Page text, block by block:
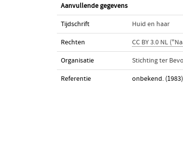
Aanvullende gegevens
Tijdschrift Huid en haar
Rechten CC BY 3.0 NL
Organisatie Stichting ter
Referentie onbekend.